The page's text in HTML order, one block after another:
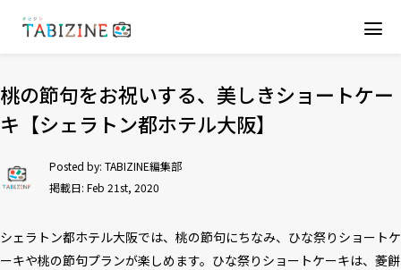
桃の節句をお祝いする、美しきショートケー
キ【シェラトン都ホテル大阪】
Posted by: TABIZINE編集部
掲載日: Feb 21st, 2020
シェラトン都ホテル大阪では、桃の節句にちなみ、ひな祭りショートケ
ーキや桃の節句プランが楽しめます。ひな祭りショートケーキは、菱餅